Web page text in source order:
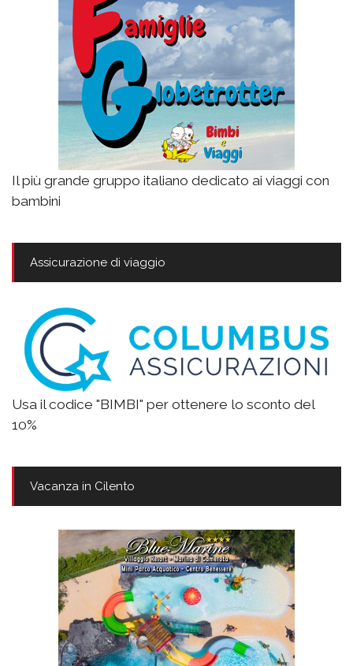
Il più grande gruppo italiano dedicato ai viaggi con
bambini
Assicurazione di viaggio
Usa il codice "BIMBI" per ottenere lo sconto del
10%
Vacanza in Cilento